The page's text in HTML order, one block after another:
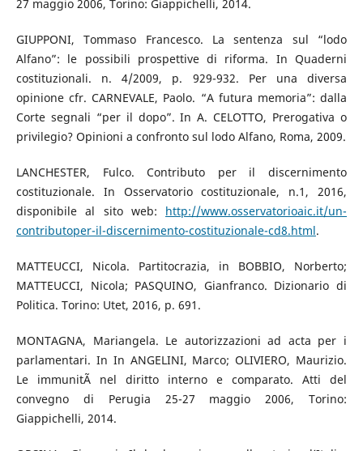
27 maggio 2006, Torino: Giappichelli, 2014.
GIUPPONI, Tommaso Francesco. La sentenza sul “lodo
Alfano”: le possibili prospettive di riforma. In Quaderni
costituzionali. n. 4/2009, p. 929-932. Per una diversa
opinione cfr. CARNEVALE, Paolo. “A futura memoria”: dalla
Corte segnali “per il dopo”. In A. CELOTTO, Prerogativa o
privilegio? Opinioni a confronto sul lodo Alfano, Roma, 2009.
LANCHESTER, Fulco. Contributo per il discernimento
costituzionale. In Osservatorio costituzionale, n.1, 2016,
disponibile al sito web: http://www.osservatorioaic.it/un-
contributoper-il-discernimento-costituzionale-cd8.html.
MATTEUCCI, Nicola. Partitocrazia, in BOBBIO, Norberto;
MATTEUCCI, Nicola; PASQUINO, Gianfranco. Dizionario di
Politica. Torino: Utet, 2016, p. 691.
MONTAGNA, Mariangela. Le autorizzazioni ad acta per i
parlamentari. In In ANGELINI, Marco; OLIVIERO, Maurizio.
Le immunitÃ nel diritto interno e comparato. Atti del
convegno di Perugia 25-27 maggio 2006, Torino:
Giappichelli, 2014.